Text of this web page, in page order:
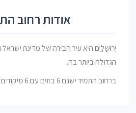
אודות רחוב
יְרוּשָׁלַיִם היא עיר הבירה של מדינת ישראל
הגדולה ביותר בה.
ברחוב התמיד ישנם 6 בתים עם 6 מיקודים שונים.